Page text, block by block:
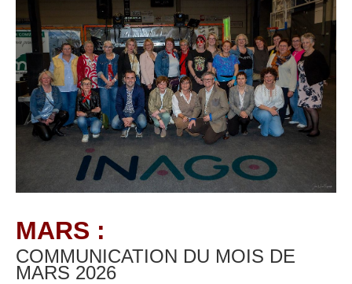
MARS :
COMMUNICATION DU MOIS DE
MARS 2026